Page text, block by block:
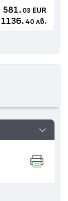
581. 03 EUR
1136. 40 лв.